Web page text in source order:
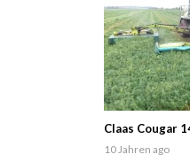
Claas Cougar
10 Jahren ago